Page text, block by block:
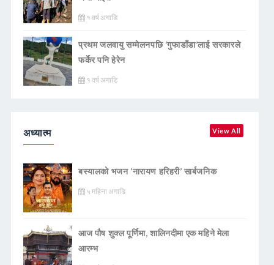
१ वर्ष अगाडि
प्रथम जलवायु सम्मेलनपछि ‘गुफाडाँडा’लाई सरकारले
फर्केर पनि हेरेन
१ वर्ष अगाडि
अध्यात्म View All
बस्यालको भजन ‘नारायण हरिहरी’ सार्बजनिक
५ महिना अगाडि
आज पौष शुक्ल पूर्णिमा, शालिनदीमा एक महिने मेला
आरम्भ